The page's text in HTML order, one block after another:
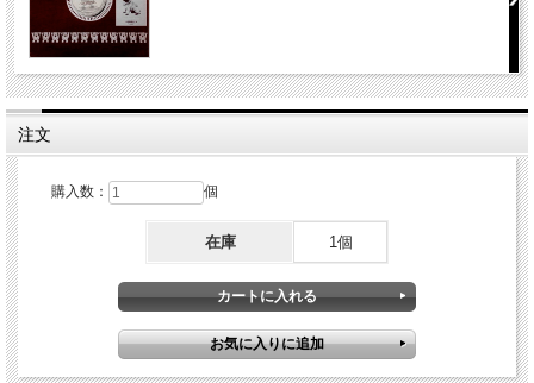
注文
購入数： 個
在庫 1個